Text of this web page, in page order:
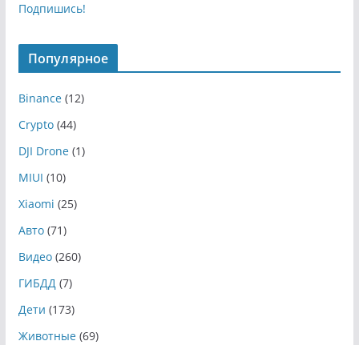
Подпишись!
Популярное
Binance(12)
Crypto(44)
DJI Drone(1)
MIUI (10)
Xiaomi (25)
Авто(71)
Видео(260)
ГИБДД(7)
Дети (173)
Животные(69)